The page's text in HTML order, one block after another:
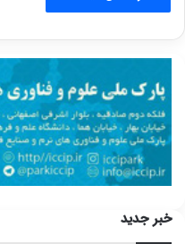
خبر جدید